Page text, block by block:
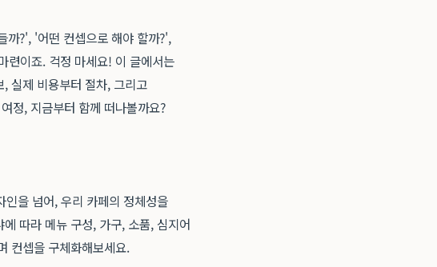
까?', '어떤 컨셉으로 해야 할까?',
련이죠. 걱정 마세요! 이 글에서는
실제 비용부터 절차, 그리고
정, 지금부터 함께 떠나볼까요?
을 넘어, 우리 카페의 정체성을
따라 메뉴 구성, 가구, 소품, 심지어
컨셉을 구체화해보세요.